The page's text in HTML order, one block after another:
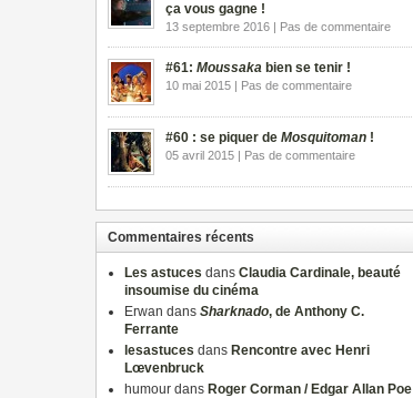
ça vous gagne !
13 septembre 2016 | Pas de commentaire
#61: Moussaka bien se tenir !
10 mai 2015 | Pas de commentaire
#60 : se piquer de Mosquitoman !
05 avril 2015 | Pas de commentaire
Commentaires récents
Les astuces dans Claudia Cardinale, beauté
insoumise du cinéma
Erwan dans Sharknado, de Anthony C.
Ferrante
lesastuces dans Rencontre avec Henri
Lœvenbruck
humour dans Roger Corman / Edgar Allan Poe